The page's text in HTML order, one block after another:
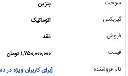
سوخت
بنزین
گیربکس
اتوماتیک
فروش
نقد
قیمت
۱,۷۵۰,۰۰۰,۰۰۰ تومان
نام فروشنده
[برای کاربران ویژه